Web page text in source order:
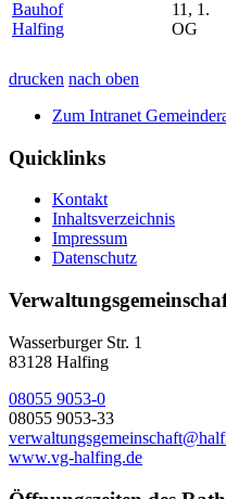
Bauhof
Halfing
11, 1.
OG
drucken nach oben
Zum Intranet
Quicklinks
Kontakt
Inhaltsverzeichnis
Impressum
Datenschutz
Wasserburger Str. 1
83128 Halfing
08055 9053-0
08055 9053-33
www.vg-halfing.de